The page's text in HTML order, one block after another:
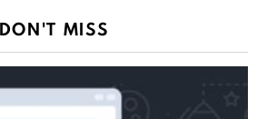
DON'T MISS